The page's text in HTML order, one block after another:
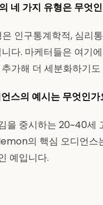
네 가지 유형은 무엇
인구통계학적, 심리
다. 마케터들은 여기
가해 더 세분화하기도
스의 예시는 무엇인가
을 중시하는 20~40세
의 핵심 오디언스
예입니다.